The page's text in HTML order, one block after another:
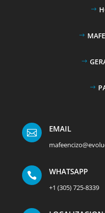
 EMAIL
 WHATSAPP
+1 (305) 725-8339